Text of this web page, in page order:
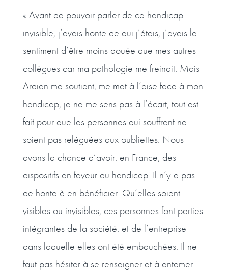
« Avant de pouvoir parler de ce handicap
invisible, j’avais honte de qui j’étais, j’avais le
sentiment d’être moins douée que mes autres
collègues car ma pathologie me freinait. Mais
Ardian me soutient, me met à l’aise face à mon
handicap, je ne me sens pas à l’écart, tout est
fait pour que les personnes qui souffrent ne
soient pas reléguées aux oubliettes. Nous
avons la chance d’avoir, en France, des
dispositifs en faveur du handicap. Il n’y a pas
de honte à en bénéficier. Qu’elles soient
visibles ou invisibles, ces personnes font parties
intégrantes de la société, et de l’entreprise
dans laquelle elles ont été embauchées. Il ne
faut pas hésiter à se renseigner et à entamer